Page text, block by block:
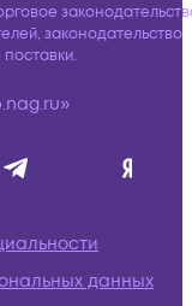
законодательство
данных